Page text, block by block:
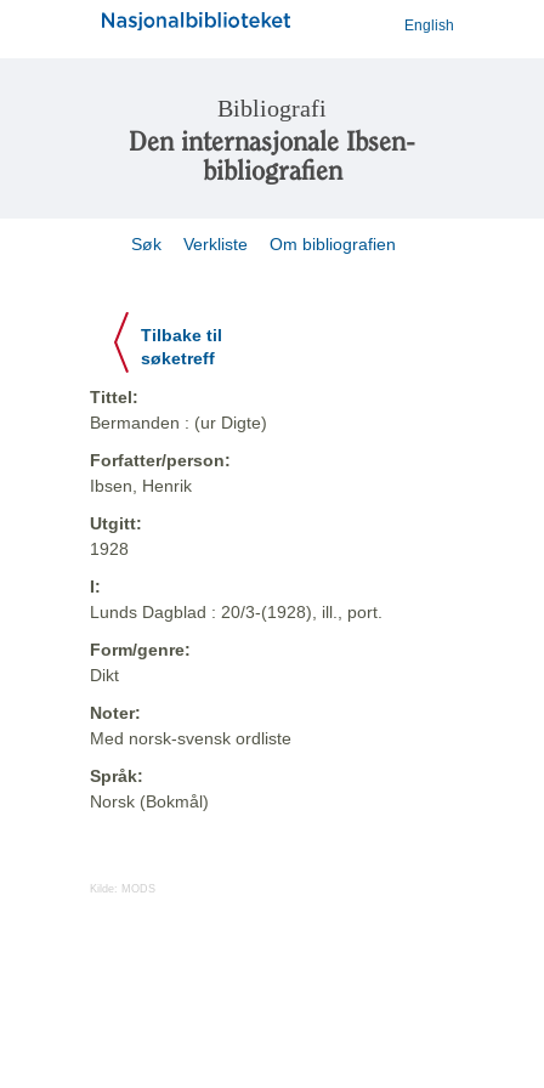
English
Bibliografi
Den internasjonale Ibsen-
bibliografien
Søk Verkliste Om bibliografien
Tilbake til
søketreff
Tittel:
Bermanden : (ur Digte)
Forfatter/person:
Ibsen, Henrik
Utgitt:
1928
I:
Lunds Dagblad : 20/3-(1928), ill., port.
Form/genre:
Dikt
Noter:
Med norsk-svensk ordliste
Språk:
Norsk (Bokmål)
Kilde: MODS